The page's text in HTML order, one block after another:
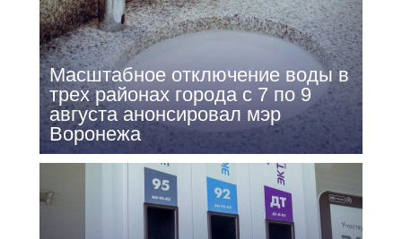
Масштабное отключение воды в
трех районах города с 7 по 9
августа анонсировал мэр
Воронежа